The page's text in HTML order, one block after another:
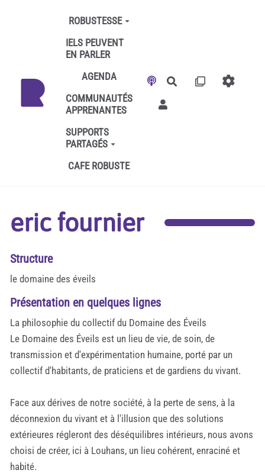
Aller au contenu principal
ROBUSTESSE
IELS PEUVENT
EN PARLER
AGENDA
COMMUNAUTÉS
APPRENANTES
SUPPORTS
PARTAGÉS
CAFE ROBUSTE
Rechercher
eric fournier
Structure
le domaine des éveils
Présentation en quelques lignes
La philosophie du collectif du Domaine des Éveils
Le Domaine des Éveils est un lieu de vie, de soin, de
transmission et d'expérimentation humaine, porté par un
collectif d'habitants, de praticiens et de gardiens du vivant.
Face aux dérives de notre société, à la perte de sens, à la
déconnexion du vivant et à l'illusion que des solutions
extérieures régleront des déséquilibres intérieurs, nous avons
choisi de créer, ici à Louhans, un lieu cohérent, enraciné et
habité.